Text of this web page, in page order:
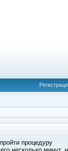
процедуру